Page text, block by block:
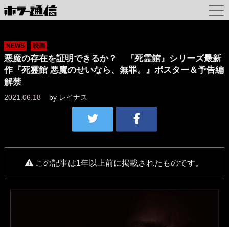
NEWS 映画
悪魔の存在を証明できるか？ 『死霊館』シリーズ最新
作『死霊館 悪魔のせいなら、無罪。』ポスター＆予告編
解禁
2021.06.18 by レイナス
この記事は1年以上前に掲載されたものです。